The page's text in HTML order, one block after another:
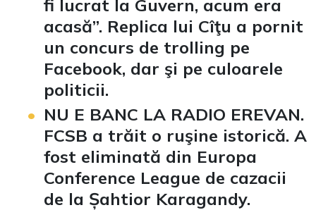
fi lucrat la Guvern, acum era
acasă”. Replica lui Cîţu a pornit
un concurs de trolling pe
Facebook, dar şi pe culoarele
politicii.
NU E BANC LA RADIO EREVAN.
FCSB a trăit o ruşine istorică. A
fost eliminată din Europa
Conference League de cazacii
de la Șahtior Karagandy.